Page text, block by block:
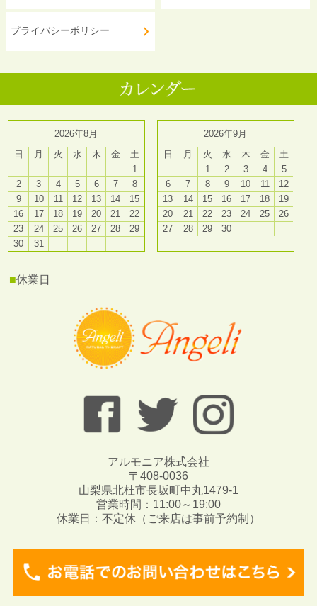
プライバシーポリシー
2026年8月
日
月 火 水 木 金
土
1
2
3 4 5 6 7
8
9
10 11 12 13 14
15
16
17 18 19 20 21
22
23
24 25 26 27 28
29
30
31
2026年9月
日
月 火 水 木 金
土
1
2 3 4
5
6
7 8 9 10 11
12
13
14 15 16 17 18
19
20
21 22 23 24 25
26
27
28 29 30
■休業日
アルモニア株式会社
〒408-0036
山梨県北杜市長坂町中丸1479-1
営業時間：11:00～19:00
休業日：不定休（ご来店は事前予約制）